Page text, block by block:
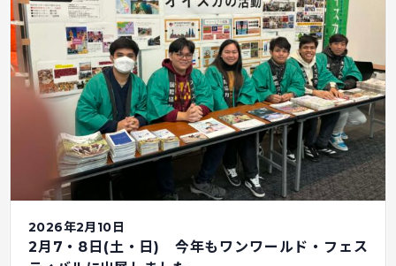
2026年2月10日
2月7・8日(土・日) 今年もワンワールド・フェス